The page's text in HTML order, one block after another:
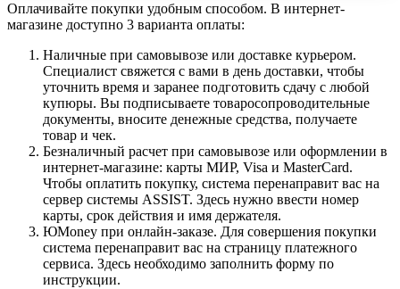
Оплачивайте покупки удобным способом. В интернет-
магазине доступно 3 варианта оплаты:
Наличные при самовывозе или доставке курьером.
Специалист свяжется с вами в день доставки, чтобы
уточнить время и заранее подготовить сдачу с любой
купюры. Вы подписываете товаросопроводительные
документы, вносите денежные средства, получаете
товар и чек.
Безналичный расчет при самовывозе или оформлении в
интернет-магазине: карты МИР, Visa и MasterCard.
Чтобы оплатить покупку, система перенаправит вас на
сервер системы ASSIST. Здесь нужно ввести номер
карты, срок действия и имя держателя.
ЮMoney при онлайн-заказе. Для совершения покупки
система перенаправит вас на страницу платежного
сервиса. Здесь необходимо заполнить форму по
инструкции.